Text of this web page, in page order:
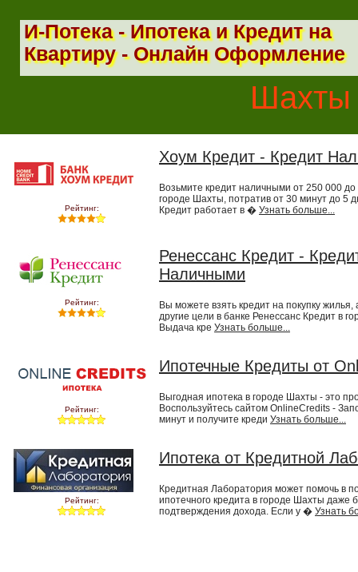
И-Потека - Ипотека и Кредит на
Квартиру - Онлайн Оформление
Шахты
Рейтинг:
Хоум Кредит - Кредит
Возьмите кредит наличными от 250 000
городе Шахты, потратив от 30 минут до 5
Кредит работает в � Узнать больше...
Рейтинг:
Ренессанс Кредит -
Наличными
Вы можете взять кредит на покупку
другие цели в банке Ренессанс Кредит в
Выдача кре Узнать больше...
Рейтинг:
Ипотечные Кредиты от
Выгодная ипотека в городе Шахты - это
Воспользуйтесь сайтом OnlineCredits -
минут и получите креди Узнать больше...
Рейтинг:
Ипотека от Кредитной
Кредитная Лаборатория может помочь в
ипотечного кредита в городе Шахты даже
подтверждения дохода. Если у � Узнать